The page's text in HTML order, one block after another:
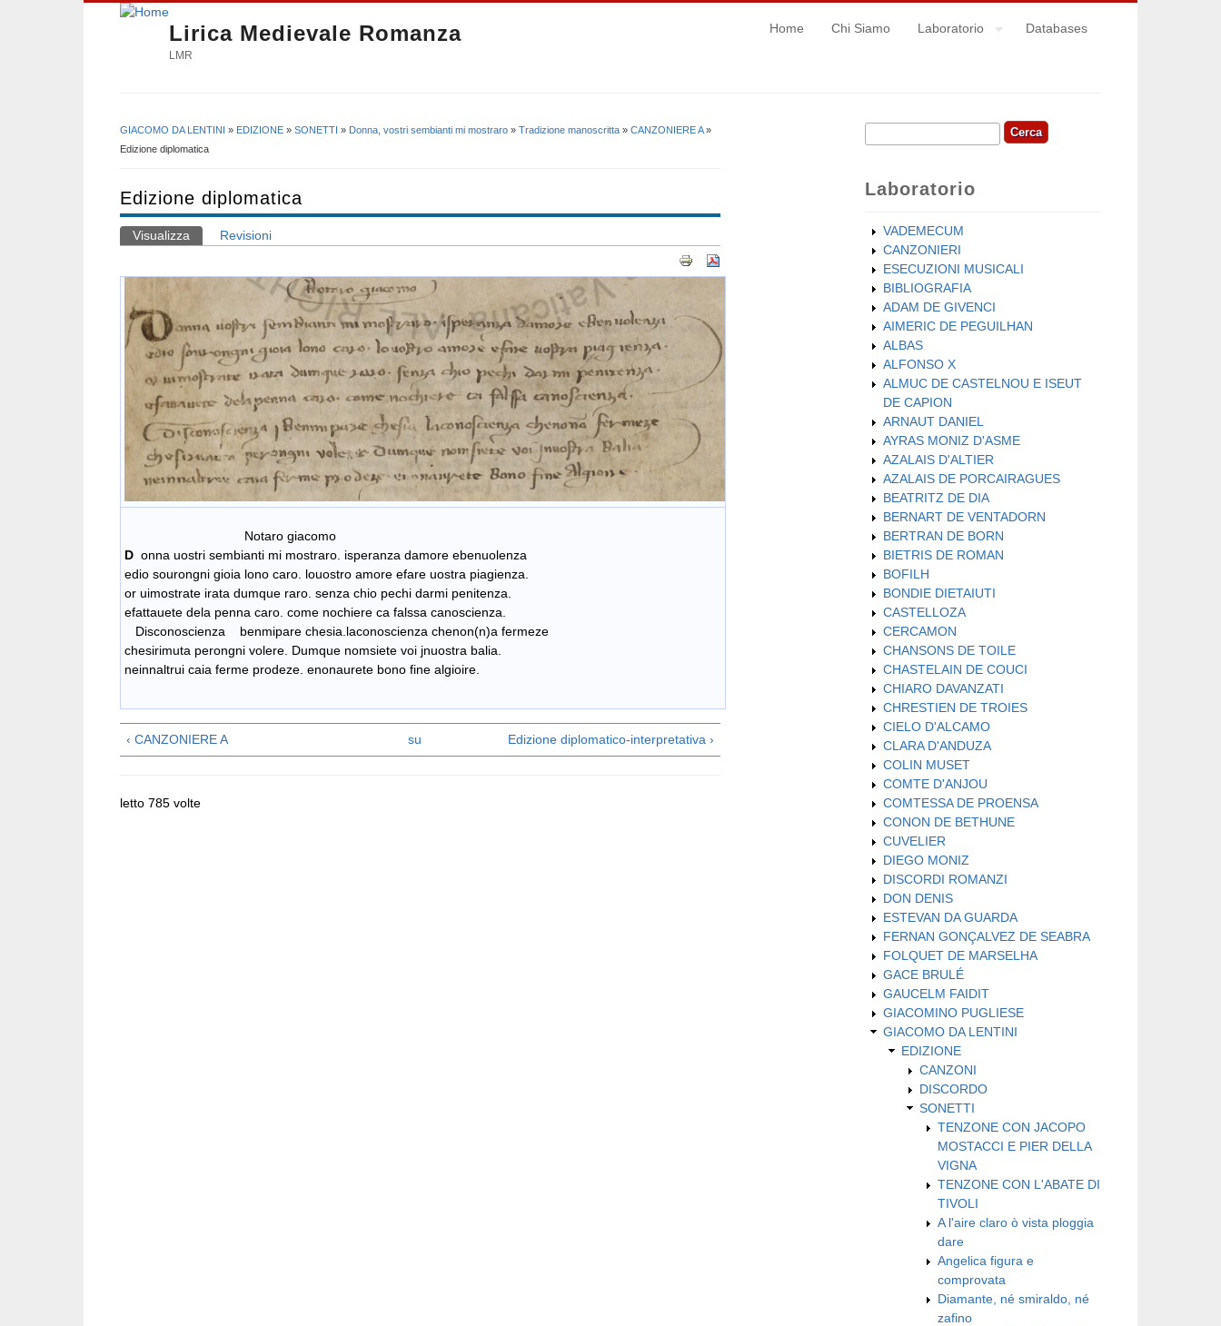
Lirica Medievale Romanza
LMR
Home Chi Siamo Laboratorio Databases
Tu sei qui
GIACOMO DA LENTINI » EDIZIONE » SONETTI » Donna, vostri sembianti mi mostraro » Tradizione manoscritta » CANZONIERE A»
Edizione diplomatica
Edizione diplomatica
Schede primarie
Visualizza (scheda attiva)
Revisioni
Notaro giacomo
D onna uostri sembianti mi mostraro. isperanza damore ebenuolenza
edio sourongni gioia lono caro. louostro amore efare uostra piagienza.
or uimostrate irata dumque raro. senza chio pechi darmi penitenza.
efattauete dela penna caro. come nochiere ca falssa canoscienza.
Disconoscienza
benmipare chesia.laconoscienza chenon(n)a fermeze
chesirimuta perongni volere. Dumque nomsiete voi jnuostra balia.
neinnaltrui caia ferme prodeze. enonaurete bono fine algioire.
‹ CANZONIERE A su Edizione diplomatico-interpretativa ›
letto 785 volte
Form di ricerca
Cerca
Laboratorio
VADEMECUM
CANZONIERI
ESECUZIONI MUSICALI
BIBLIOGRAFIA
ADAM DE GIVENCI
AIMERIC DE PEGUILHAN
ALBAS
ALFONSO X
ALMUC DE CASTELNOU E ISEUT
DE CAPION
ARNAUT DANIEL
AYRAS MONIZ D'ASME
AZALAIS D'ALTIER
AZALAIS DE PORCAIRAGUES
BEATRITZ DE DIA
BERNART DE VENTADORN
BERTRAN DE BORN
BIETRIS DE ROMAN
BOFILH
BONDIE DIETAIUTI
CASTELLOZA
CERCAMON
CHANSONS DE TOILE
CHASTELAIN DE COUCI
CHIARO DAVANZATI
CHRESTIEN DE TROIES
CIELO D'ALCAMO
CLARA D'ANDUZA
COLIN MUSET
COMTE D'ANJOU
COMTESSA DE PROENSA
CONON DE BETHUNE
CUVELIER
DIEGO MONIZ
DISCORDI ROMANZI
DON DENIS
ESTEVAN DA GUARDA
FERNAN GONÇALVEZ DE SEABRA
FOLQUET DE MARSELHA
GACE BRULÉ
GAUCELM FAIDIT
GIACOMINO PUGLIESE
GIACOMO DA LENTINI
EDIZIONE
CANZONI
DISCORDO
SONETTI
TENZONE CON JACOPO
MOSTACCI E PIER DELLA
VIGNA
TENZONE CON L'ABATE DI
TIVOLI
A l'aire claro ò vista ploggia
dare
Angelica figura e
comprovata
Diamante, né smiraldo, né
zafino